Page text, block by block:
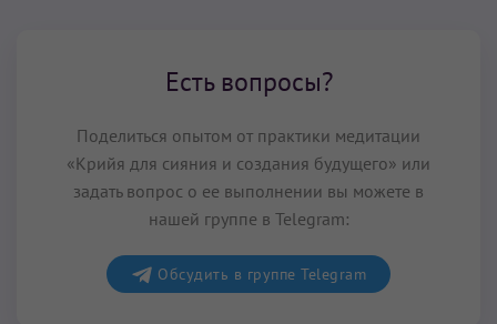
Есть вопросы?
Поделиться опытом от практики медитации
«Крийя для сияния и создания будущего» или
задать вопрос о ее выполнении вы можете в
нашей группе в Telegram:
Обсудить в группе Telegram